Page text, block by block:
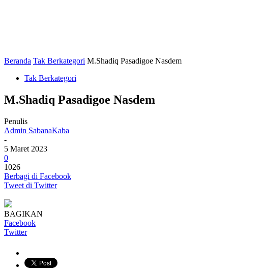
Beranda Tak Berkategori M.Shadiq Pasadigoe Nasdem
Tak Berkategori
M.Shadiq Pasadigoe Nasdem
Penulis
Admin SabanaKaba
-
5 Maret 2023
0
1026
Berbagi di Facebook
Tweet di Twitter
BAGIKAN
Facebook
Twitter